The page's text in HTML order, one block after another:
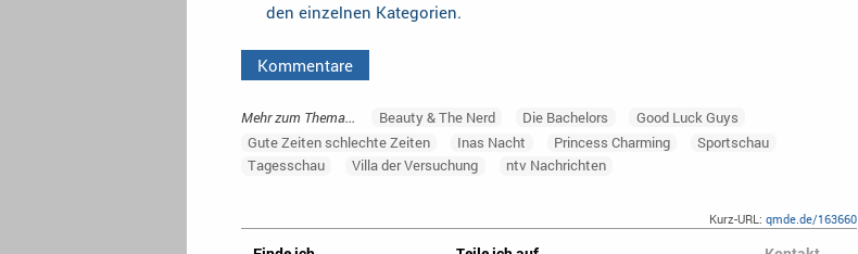
den einzelnen Kategorien.
Kommentare
Mehr zum Thema... Beauty & The Nerd Die Bachelors
Good Luck Guys
Gute Zeiten schlechte Zeiten
Inas Nacht Princess Charming
Sportschau
Tagesschau
Villa der Versuchung ntv Nachrichten
Kurz-URL:qmde.de/163660